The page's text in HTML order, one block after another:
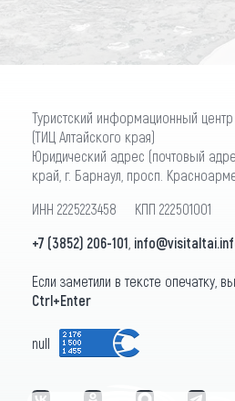
Туристский информационный центр
(ТИЦ Алтайского края)
Юридический адрес (почтовый
край, г. Барнаул, просп.
ИНН 2225223458 КПП 222501001
+7 (3852) 206-101
Если заметили в тексте опечатку,
Ctrl+Enter
null